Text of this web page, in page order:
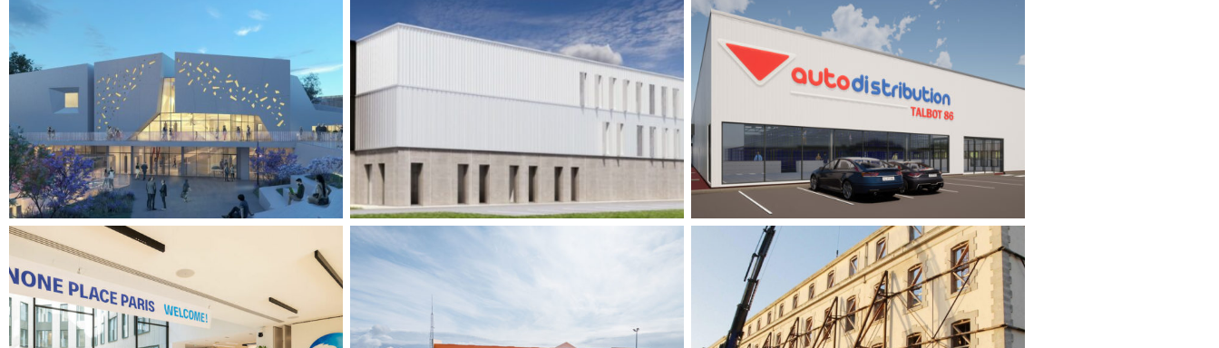
CONSTRUCTION DU CENTRE SOCIAL
ET CULTUREL CHRISTIANE FAURE
AVEC AMÉNAGEMENT DU COEUR
D’ILOT NOTRE DAME
Tertiaire
CONSTRUCTION D’UN BÂTIMENT
INDUSTRIEL ET TERTIAIRE
CONSTRUCTION D’UN BÂTIMENT
INDUSTRIEL
Tertiaire
AMÉNAGEMENT DU SIÈGE MONDE
DANONE
CONSTRUCTION D’UN CENTRE
D’EXPLOITATION MUNICIPAL
RESTRUCTURATION D’UN
ENSEMBLE IMMOBILIER